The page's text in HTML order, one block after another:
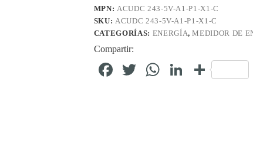
MPN:ACUDC 243-5V-A1-P1-X1-C
SKU:ACUDC 243-5V-A1-P1-X1-C
CATEGORÍAS: ENERGÍA,MEDIDOR DE
Compartir:
Fa T
W
Li C